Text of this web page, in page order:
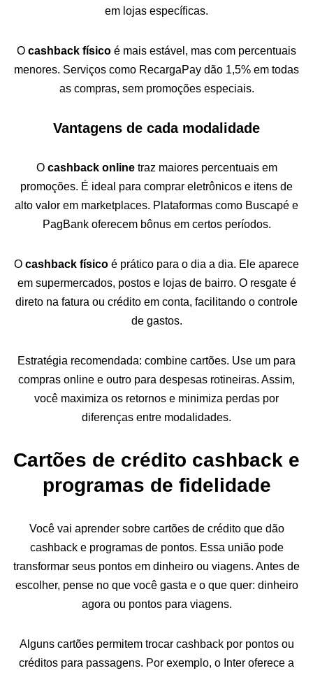
em lojas específicas.
O cashback físico é mais estável, mas com percentuais
menores. Serviços como RecargaPay dão 1,5% em todas
as compras, sem promoções especiais.
Vantagens de cada modalidade
O cashback onlinetraz maiores percentuais em
promoções. É ideal para comprar eletrônicos e itens de
alto valor em marketplaces. Plataformas como Buscapé e
PagBank oferecem bônus em certos períodos.
O cashback físico é prático para o dia a dia. Ele aparece
em supermercados, postos e lojas de bairro. O resgate é
direto na fatura ou crédito em conta, facilitando o controle
de gastos.
Estratégia recomendada: combine cartões. Use um para
compras online e outro para despesas rotineiras. Assim,
você maximiza os retornos e minimiza perdas por
diferenças entre modalidades.
Cartões de crédito cashback e
programas de fidelidade
Você vai aprender sobre cartões de crédito que dão
cashback e programas de pontos. Essa união pode
transformar seus pontos em dinheiro ou viagens. Antes de
escolher, pense no que você gasta e o que quer: dinheiro
agora ou pontos para viagens.
Alguns cartões permitem trocar cashback por pontos ou
créditos para passagens. Por exemplo, o Inter oferece a